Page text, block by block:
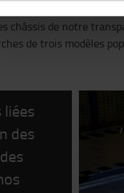
châssis de notre
de trois modèles
liées
des